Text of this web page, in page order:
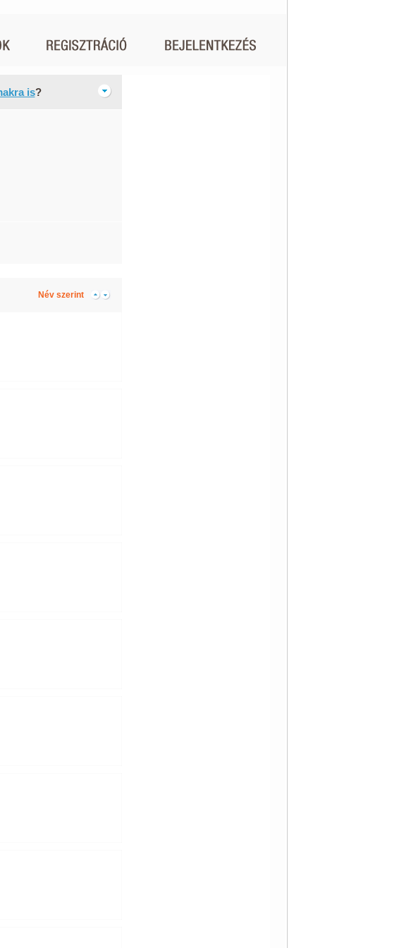
is?
Név szerint